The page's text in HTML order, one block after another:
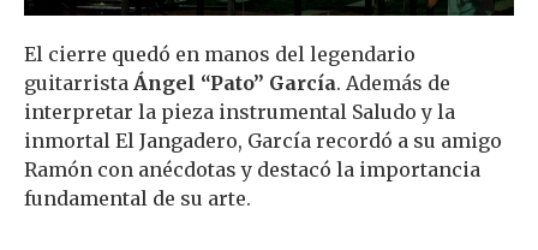
El cierre quedó en manos del legendario
guitarrista Ángel “Pato” García. Además de
interpretar la pieza instrumental Saludo y la
inmortal El Jangadero, García recordó a su amigo
Ramón con anécdotas y destacó la importancia
fundamental de su arte.